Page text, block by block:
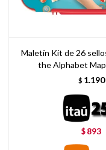
Maletín Kit de 26
the Alphabet
$ 1.190
$ 893